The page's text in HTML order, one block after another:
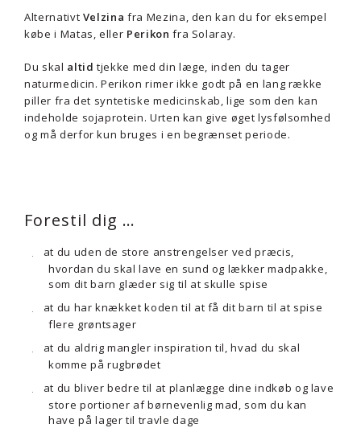
Alternativt Velzina fra Mezina, den kan du for eksempel
købe i Matas, eller Perikon fra Solaray.
Du skal altidtjekke med din læge, inden du tager
naturmedicin. Perikon rimer ikke godt på en lang række
piller fra det syntetiske medicinskab, lige som den kan
indeholde sojaprotein. Urten kan give øget lysfølsomhed
og må derfor kun bruges i en begrænset periode.
Forestil dig …
at du uden de store anstrengelser ved præcis,
hvordan du skal lave en sund og lækker madpakke,
som dit barn glæder sig til at skulle spise
at du har knækket koden til at få dit barn til at spise
flere grøntsager
at du aldrig mangler inspiration til, hvad du skal
komme på rugbrødet
at du bliver bedre til at planlægge dine indkøb og lave
store portioner af børnevenlig mad, som du kan
have på lager til travle dage